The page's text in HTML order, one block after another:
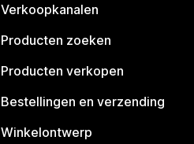
Verkoopkanalen
Producten zoeken
Producten verkopen
Bestellingen en verzending
Winkelontwerp